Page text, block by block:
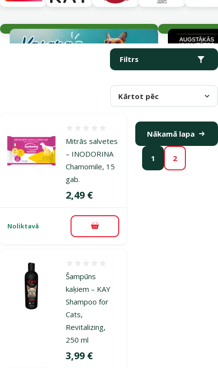
Filtrs
Kārtot pēc
Produkti kategorijā Šampūni un citi kopšanas līdzekļi
Mitrās salvetes
– INODORINA
Chamomile, 15
gab.
Cena
2,49 €
Noliktavā Pievienot grozam
Šampūns
kaķiem – KAY
Shampoo for
Cats,
Revitalizing,
250 ml
Cena
3,99 €
1 2
Nākamā lapa